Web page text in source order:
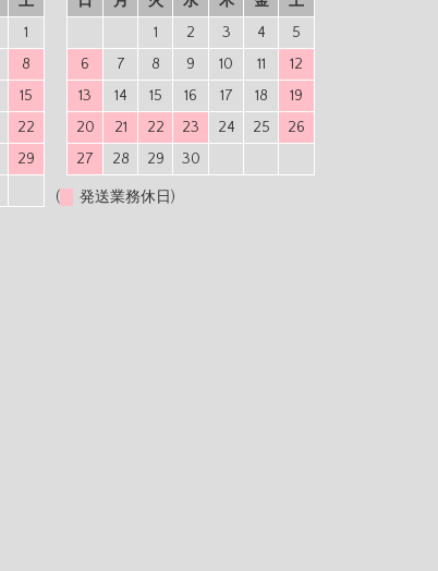
1
8
15
22
29
1
2 3 4
5
6
7 8 9 10 11
12
13
14 15 16 17 18
19
20
21 22 23 24 25
26
27
28 29 30
( 発送業務休日)